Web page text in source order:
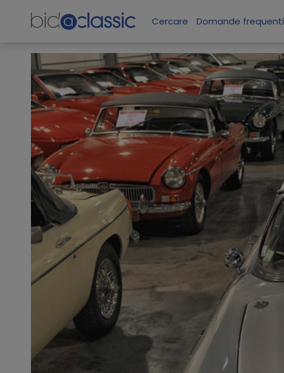
Cercare Domande frequenti